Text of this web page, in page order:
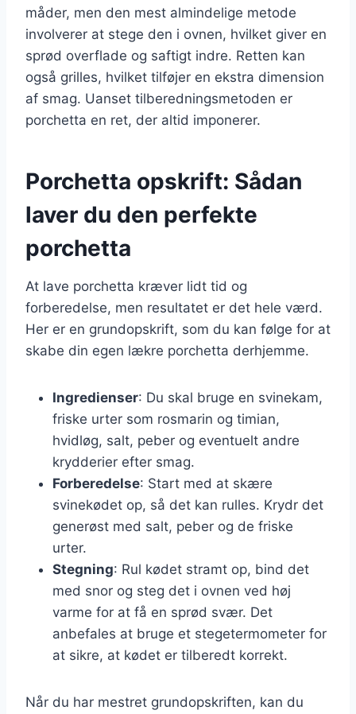
måder, men den mest almindelige metode
involverer at stege den i ovnen, hvilket giver en
sprød overflade og saftigt indre. Retten kan
også grilles, hvilket tilføjer en ekstra dimension
af smag. Uanset tilberedningsmetoden er
porchetta en ret, der altid imponerer.
Porchetta opskrift: Sådan
laver du den perfekte
porchetta
At lave porchetta kræver lidt tid og
forberedelse, men resultatet er det hele værd.
Her er en grundopskrift, som du kan følge for at
skabe din egen lækre porchetta derhjemme.
Ingredienser: Du skal bruge en svinekam,
friske urter som rosmarin og timian,
hvidløg, salt, peber og eventuelt andre
krydderier efter smag.
Forberedelse: Start med at skære
svinekødet op, så det kan rulles. Krydr det
generøst med salt, peber og de friske
urter.
Stegning: Rul kødet stramt op, bind det
med snor og steg det i ovnen ved høj
varme for at få en sprød svær. Det
anbefales at bruge et stegetermometer for
at sikre, at kødet er tilberedt korrekt.
Når du har mestret grundopskriften, kan du